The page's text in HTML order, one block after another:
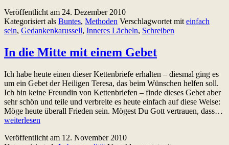
oder
vom
Wünschen
Veröffentlicht am 24. Dezember 2010
Kategorisiert als Buntes, Methoden Verschlagwortet miteinfach
sein, Gedankenkarussell, Inneres Lächeln, Schreiben
In die Mitte mit einem Gebet
Ich habe heute einen dieser Kettenbriefe erhalten – diesmal ging es
um ein Gebet der Heiligen Teresa, das beim Wünschen helfen soll.
Ich bin keine Freundin von Kettenbriefen – finde dieses Gebet aber
sehr schön und teile und verbreite es heute einfach auf diese Weise:
Möge heute überall Frieden sein. Mögest Du Gott vertrauen, dass…
weiterlesen
Veröffentlicht am 12. November 2010